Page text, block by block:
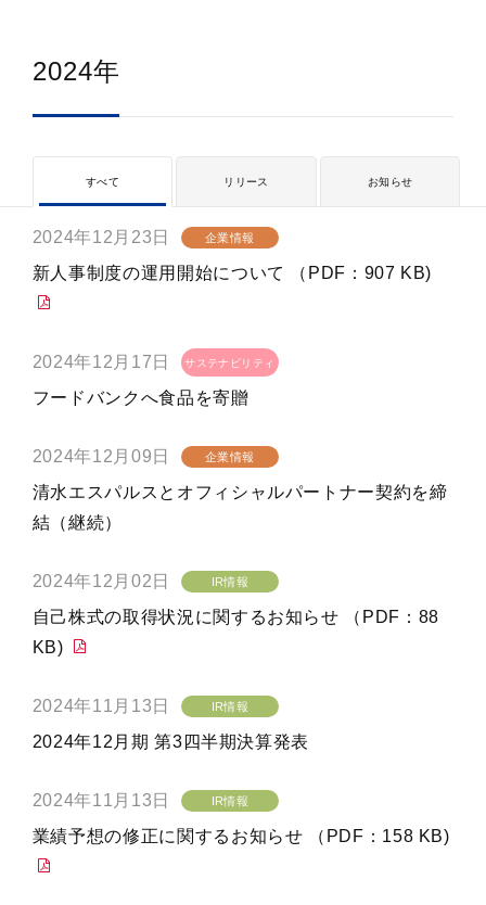
2024年
すべて リリース お知らせ
2024年12月23日 企業情報
新人事制度の運用開始について （PDF：907 KB)
2024年12月17日 サステナビリティ
フードバンクへ食品を寄贈
2024年12月09日 企業情報
清水エスパルスとオフィシャルパートナー契約を締
結（継続）
2024年12月02日 IR情報
自己株式の取得状況に関するお知らせ （PDF：88
KB)
2024年11月13日 IR情報
2024年12月期 第3四半期決算発表
2024年11月13日 IR情報
業績予想の修正に関するお知らせ （PDF：158 KB)